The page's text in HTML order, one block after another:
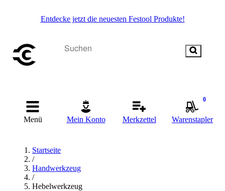
Entdecke jetzt die neuesten Festool Produkte!
Menü Mein Konto Merkzettel
0
Warenstapler
Startseite
/
Handwerkzeug
/
Hebelwerkzeug